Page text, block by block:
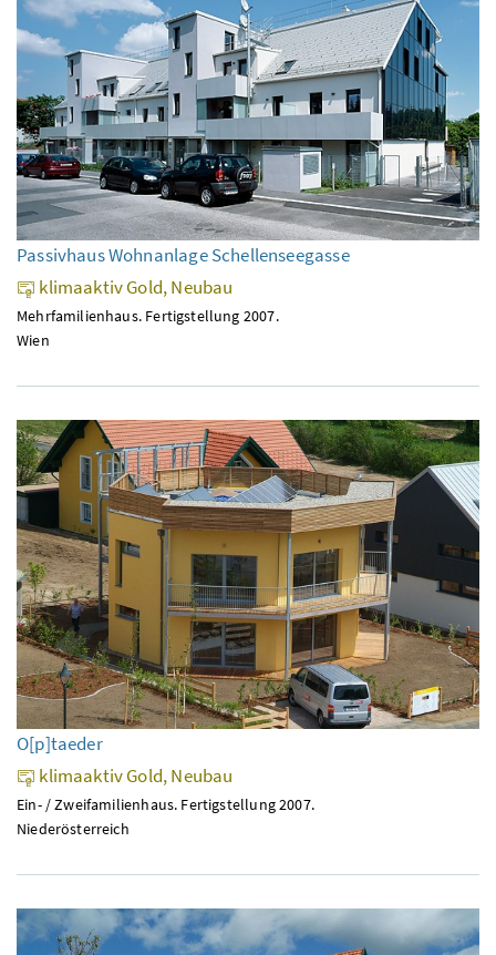
Passivhaus Wohnanlage Schellenseegasse
klimaaktiv Gold, Neubau
Mehrfamilienhaus. Fertigstellung 2007.
Wien
O[p]taeder
klimaaktiv Gold, Neubau
Ein- / Zweifamilienhaus. Fertigstellung 2007.
Niederösterreich